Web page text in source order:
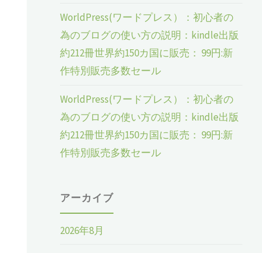
WorldPress(ワードプレス）：初心者の
為のブログの使い方の説明：kindle出版
約212冊世界約150カ国に販売： 99円:新
作特別販売多数セール
WorldPress(ワードプレス）：初心者の
為のブログの使い方の説明：kindle出版
約212冊世界約150カ国に販売： 99円:新
作特別販売多数セール
アーカイブ
2026年8月